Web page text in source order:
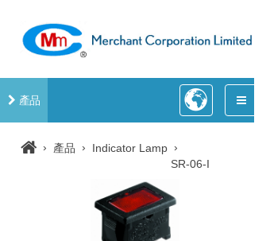
產品
› 產品 › Indicator Lamp ›
SR-06-I